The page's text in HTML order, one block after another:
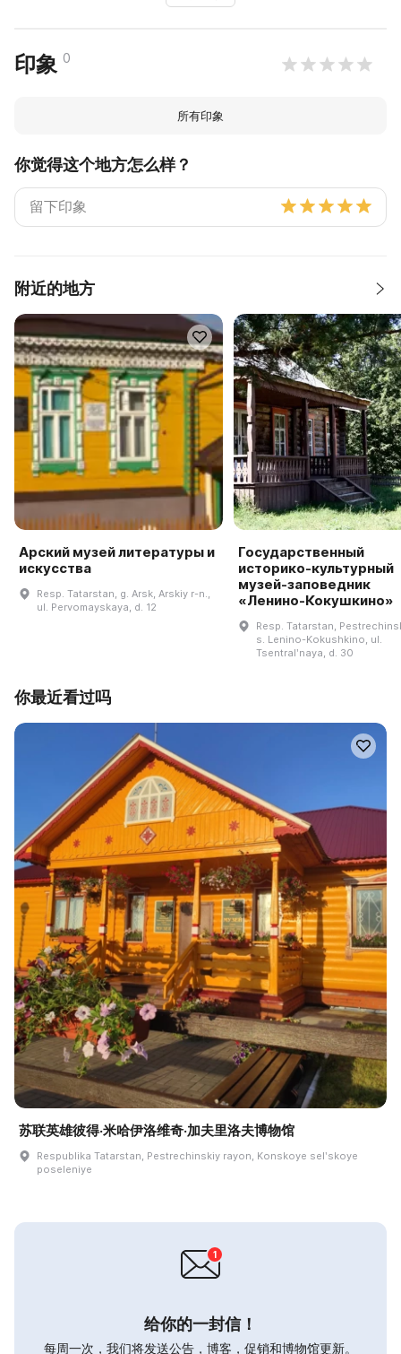
印象 0
所有印象
你觉得这个地方怎么样？
附近的地方
Арский музей литературы и
искусства
Resp. Tatarstan, g. Arsk, Arskiy r-n.,
ul. Pervomayskaya, d. 12
Государственный
историко-культурный
музей-заповедник
«Ленино-Кокушкино»
Resp. Tatarstan,
s. Lenino-Kokushkino, ul.
Tsentralʹnaya, d. 30
你最近看过吗
苏联英雄彼得·米哈伊洛维奇·加夫里洛夫博物馆
Respublika Tatarstan, Pestrechinskiy rayon, Konskoye selʹskoye
poseleniye
给你的一封信！
每周一次，我们将发送公告，博客，促销和博物馆更新。